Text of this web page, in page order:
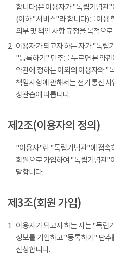
합니다)은 이용자가 "독립기념관
(이하 "서비스"라 합니다)를 이용
의무 및 책임 사항 규정을 목적으
2 이용자가 되고자 하는 자가 "독립
"등록하기" 단추를 누르면 본 약
약관에 정하는 이외의 이용자와 "
책임사항에 관해서는 전기 통신
상관습에 따릅니다.
제2조(이용자의 정의)
"이용자"란 "독립기념관"에 접속
회원으로 가입하여 "독립기념관"
말합니다.
제3조(회원 가입)
1 이용자가 되고자 하는 자는 "독립
정보를 기입하고 "등록하기" 단추
신청합니다.